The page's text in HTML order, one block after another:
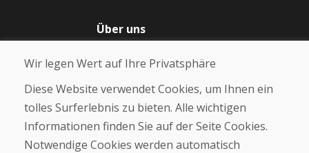
Über uns
Über uns
Kontakt
Kaufen
E-Shop
Wir legen Wert auf Ihre Privatsphäre
Diese Website verwendet Cookies, um Ihnen ein
tolles Surferlebnis zu bieten. Alle wichtigen
Informationen finden Sie auf der Seite Cookies.
Notwendige Cookies werden automatisch